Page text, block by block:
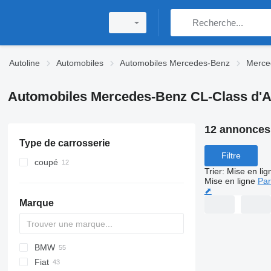
Autoline Automobiles Automobiles Mercedes-Benz
Automobiles Mercedes-Benz CL-Class
Type de carrosserie
coupé
Marque
6C-series
166
A-series
Q-series
BMW
1-Series
Continental
C-series
C-series
Leon
Dokker
Challenger
300-series
Fiat
12
Filtre
Trier: Mise en
Mise en ligne
⬈